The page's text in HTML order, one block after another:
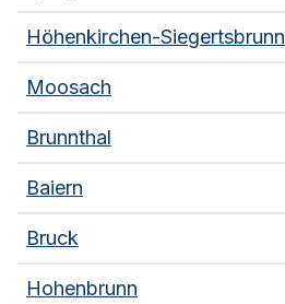
Höhenkirchen-Siegertsbrunn
Moosach
Brunnthal
Baiern
Bruck
Hohenbrunn